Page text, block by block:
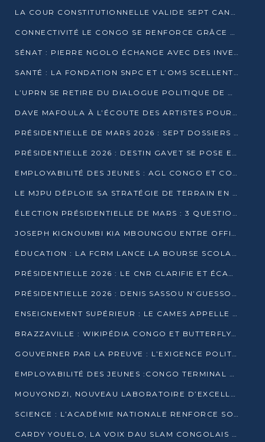
LA COUR CONSTITUTIONNELLE VALIDE SEPT CANDIDATURES POUR LA PRÉSIDENTIELLE
CONNECTIVITÉ LE CONGO SE RENFORCE GRÂCE AU CÂBLE 2AFRICA
SÉNAT : PIERRE NGOLO ÉCHANGE AVEC DES INVESTISSEURS DU NUMÉRIQUE
SANTÉ : LA FONDATION SNPC ET L’OMS SCELLENT UN PARTENARIAT STRATÉGIQUE DE TROIS ANS
L’UPRN SE RETIRE DU DIALOGUE POLITIQUE DE DJAMBALA : TENSIONS DANS LE PRÉ-ÉLECTORAL CONGOLAIS
DAVE MAFOULA À L’ÉCOUTE DES ARTISTES POUR REDÉFINIR SA POLITIQUE CULTURELLE
PRÉSIDENTIELLE DE MARS 2026 : SEPT DOSSIERS DE CANDIDATURE ENREGISTRÉS À LA CLÔTURE DES DÉPÔTS
PRÉSIDENTIELLE 2026 : DESTIN GAVET SE POSE EN CANDIDAT DU « RAS-LE-BOL »
EMPLOYABILITÉ DES JEUNES : AGL CONGO ET CONGO TERMINAL S’ALLIENT À UCAC-ICAM
LE MJPU DÉPLOIE SA STRATÉGIE DE TERRAIN EN FAVEUR DE DSN
ÉLECTION PRÉSIDENTIELLE DE MARS : 3 QUESTIONS À UN EXPERT CONGOLAIS DE LA CYBERSÉCURITÉ
JOSEPH KIGNOUMBI KIA MBOUNGOU ENTRE OFFICIELLEMENT EN COURSE POUR LA PRÉSIDENTIELLE
ÉDUCATION : LA FCRM LANCE LA BOURSE SCOLAIRE FRANCINE-NTOUMI POUR PROMOUVOIR LES FILIÈRES SCIENTIFIQUES
PRÉSIDENTIELLE 2026 : LE CNR CLARIFIE ET ÉCARTE LA CANDIDATURE DU PASTEUR NTUMI
PRÉSIDENTIELLE 2026 : DENIS SASSOU N’GUESSO ANNONCE OFFICIELLEMENT SA CANDIDATURE
ENSEIGNEMENT SUPÉRIEUR : LE CAMES APPELLE À UNE UNIVERSITÉ AFRICAINE AXÉE SUR L’EMPLOYABILITÉ
BRAZZAVILLE : WIKIPÉDIA CONGO ET BUTTERFLY SCELLENT UN PARTENARIAT POUR STRUCTURER LE BÉNÉVOLAT NUMÉRIQUE
GOUVERNER PAR LA PREUVE : L’EXIGENCE POLITIQUE DU XXIᵉ SIÈCLE
EMPLOYABILITÉ DES JEUNES :CONGO TERMINAL S’ALLIE À L’ESCIC POUR RAPPROCHER L’ÉCOLE DU TERRAIN
MOUYONDZI, NOUVEAU LABORATOIRE D’EXCELLENCE PÉDAGOGIQUE AVEC L’ENFICE
SCIENCE : L’ACADÉMIE NATIONALE RENFORCE SON ÉQUIPE ET TRACE SA FEUILLE DE ROUTE 2026
CARDY YOUELO, LA VOIX DAU SLAM CONGOLAIS QUI INTERPELLE LE MONDE